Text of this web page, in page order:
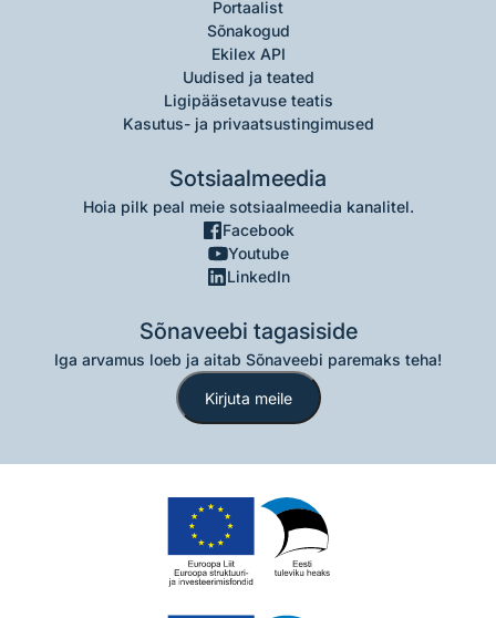
Portaalist
Sõnakogud
Ekilex API
Uudised ja teated
Ligipääsetavuse teatis
Kasutus- ja privaatsustingimused
Sotsiaalmeedia
Hoia pilk peal meie sotsiaalmeedia kanalitel.
Facebook
Youtube
LinkedIn
Sõnaveebi tagasiside
Iga arvamus loeb ja aitab Sõnaveebi paremaks teha!
Kirjuta meile